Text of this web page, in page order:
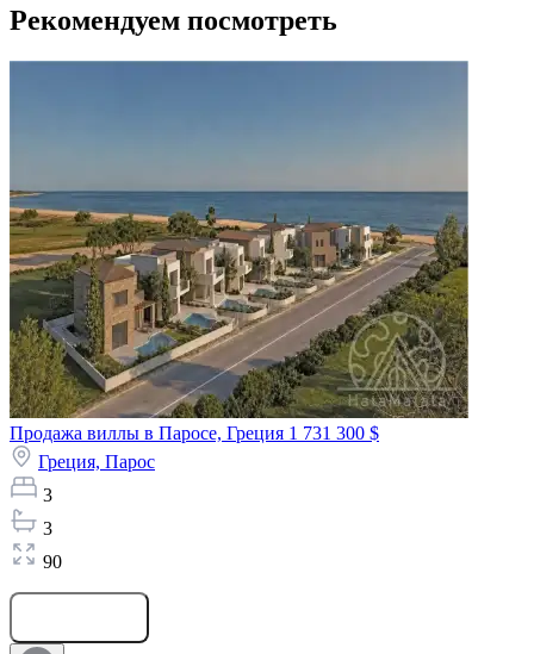
Рекомендуем посмотреть
Продажа виллы в Паросе, Греция 1 731 300 $
Греция, Парос
3
3
90